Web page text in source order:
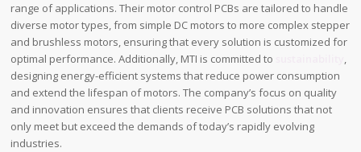
range of applications. Their motor control PCBs are tailored to handle
diverse motor types, from simple DC motors to more complex stepper
and brushless motors, ensuring that every solution is customized for
optimal performance. Additionally, MTI is committed to
,
designing energy-efficient systems that reduce power consumption
and extend the lifespan of motors. The company’s focus on quality
and innovation ensures that clients receive PCB solutions that not
only meet but exceed the demands of today’s rapidly evolving
industries.